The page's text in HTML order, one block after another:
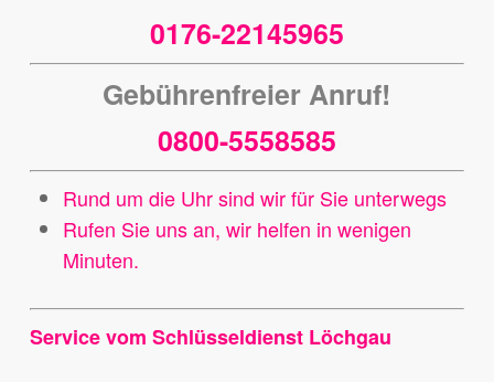
0176-22145965
Gebührenfreier Anruf!
0800-5558585
Rund um die Uhr sind wir für Sie unterwegs
Rufen Sie uns an, wir helfen in wenigen
Minuten.
Service vom Schlüsseldienst Löchgau